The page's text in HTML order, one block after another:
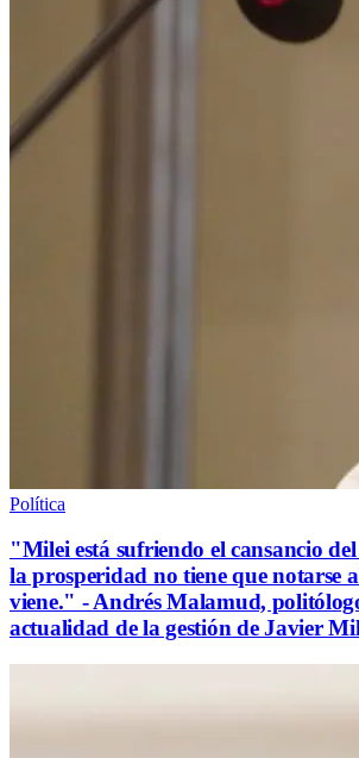
Política
"Milei está sufriendo el cansancio
la prosperidad no tiene que notarse
viene." - Andrés Malamud,
actualidad de la gestión de Javier